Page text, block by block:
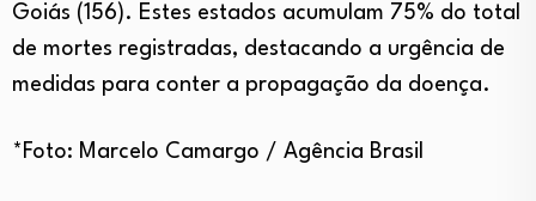
Goiás (156). Estes estados acumulam 75% do total
de mortes registradas, destacando a urgência de
medidas para conter a propagação da doença.
*Foto: Marcelo Camargo / Agência Brasil